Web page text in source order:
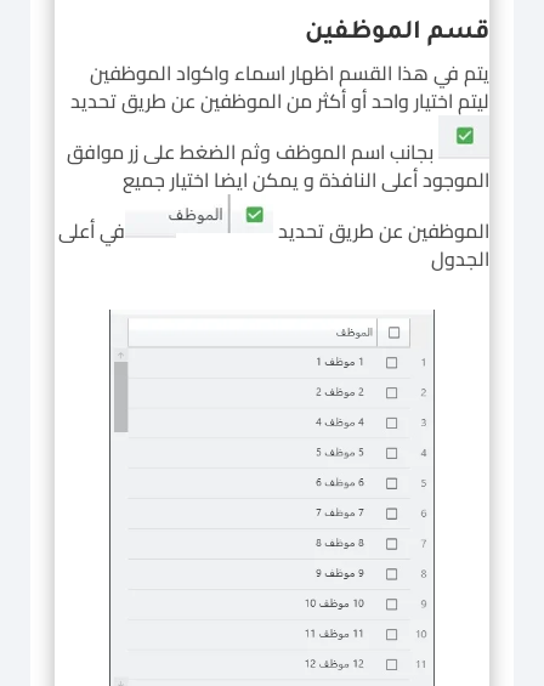
قسم الموظفين
يتم في هذا القسم اظهار اسماء واكواد الموظفين
ليتم اختيار واحد أو أكثر من الموظفين عن طريق تحديد
بجانب اسم الموظف وثم الضغط على زر موافق
الموجود أعلى النافذةو يمكن ايضا اختيار جميع
الموظفين عن طريق تحديد
في أعلى
الجدول